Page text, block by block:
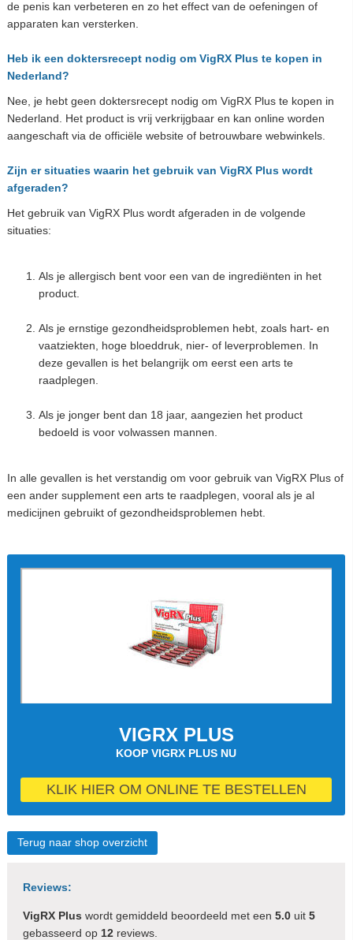
de penis kan verbeteren en zo het effect van de oefeningen of
apparaten kan versterken.
Heb ik een doktersrecept nodig om VigRX Plus te kopen in
Nederland?
Nee, je hebt geen doktersrecept nodig om VigRX Plus te kopen in
Nederland. Het product is vrij verkrijgbaar en kan online worden
aangeschaft via de officiële website of betrouwbare webwinkels.
Zijn er situaties waarin het gebruik van VigRX Plus wordt
afgeraden?
Het gebruik van VigRX Plus wordt afgeraden in de volgende
situaties:
Als je allergisch bent voor een van de ingrediënten in het
product.
Als je ernstige gezondheidsproblemen hebt, zoals hart- en
vaatziekten, hoge bloeddruk, nier- of leverproblemen. In
deze gevallen is het belangrijk om eerst een arts te
raadplegen.
Als je jonger bent dan 18 jaar, aangezien het product
bedoeld is voor volwassen mannen.
In alle gevallen is het verstandig om voor gebruik van VigRX Plus of
een ander supplement een arts te raadplegen, vooral als je al
medicijnen gebruikt of gezondheidsproblemen hebt.
VIGRX PLUS
KOOP VIGRX PLUS NU
KLIK HIER OM ONLINE TE BESTELLEN
Terug naar shop overzicht
Reviews:
VigRX Plus wordt gemiddeld beoordeeld met een5.0 uit5
gebasseerd op 12 reviews.